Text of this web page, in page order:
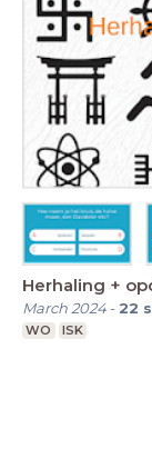
Herhaling +
March 2024- 22
WO ISK